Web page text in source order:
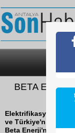
BETA
Elektrifikasyon
ve Türkiye'nin önde
Beta Enerji'nin halka